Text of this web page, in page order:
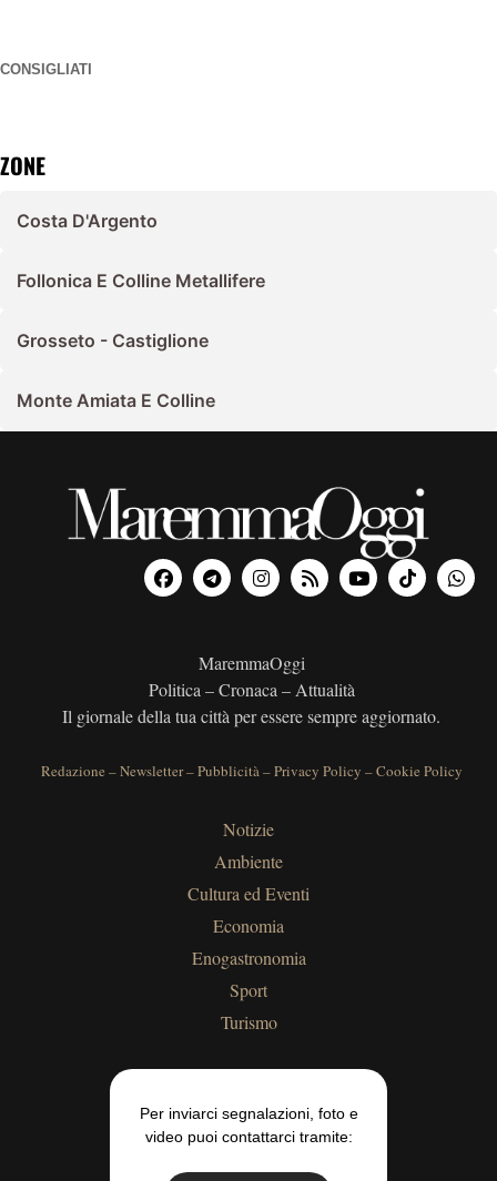
CONSIGLIATI
ZONE
Costa D'Argento
Follonica E Colline Metallifere
Grosseto - Castiglione
Monte Amiata E Colline
MaremmaOggi
Politica – Cronaca – Attualità
Il giornale della tua città per essere sempre aggiornato.
Redazione –Newsletter–Pubblicità–Privacy Policy –Cookie Policy
Notizie
Ambiente
Cultura ed Eventi
Economia
Enogastronomia
Sport
Turismo
Per inviarci segnalazioni, foto e
video puoi contattarci tramite: